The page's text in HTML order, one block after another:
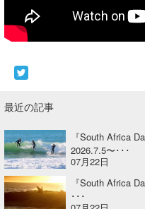
最近の記事
『South Africa
2026.7.5〜･･･
07月22日
『South Africa
･･･
ライター/寄稿メディア
Yoshiyuki Obata
arukasvision
WAVAL
中浦“JET”章
嵯峨明日香
☆加藤
+☆maki☆+
波伝説